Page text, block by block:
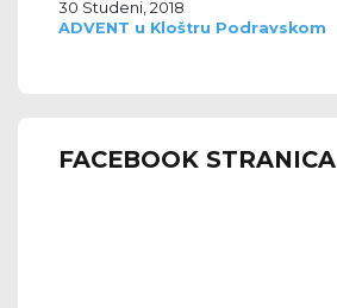
30 Studeni, 2018
ADVENT u Kloštru Podravskom
FACEBOOK STRANICA